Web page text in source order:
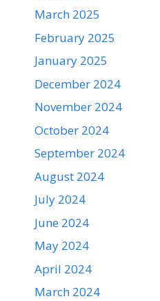
March 2025
February 2025
January 2025
December 2024
November 2024
October 2024
September 2024
August 2024
July 2024
June 2024
May 2024
April 2024
March 2024